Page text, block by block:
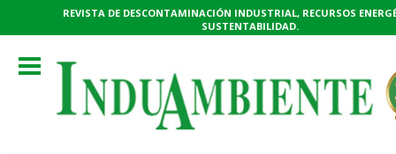
REVISTA DE DESCONTAMINACIÓN INDUSTRIAL, RECURSOS
SUSTENTABILIDAD.
Toggle
navigation